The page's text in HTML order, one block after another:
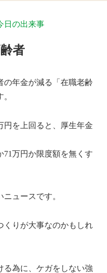
日の出来事
者
の年金が減る「在職老齢
円を上回ると、厚生年金
71万円か限度額を無くす
ュースです。
くりが大事なのかもしれ
る為に、ケガをしない強